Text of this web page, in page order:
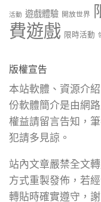
活動 遊戲體驗 開放世界
費遊戲 限時活動
版權宣告
本站軟體、資源介
份軟體簡介是由網
權益請留言告知，
犯請多見諒。
站內文章嚴禁全文
方式重製發佈，若
轉貼時確實遵守，謝